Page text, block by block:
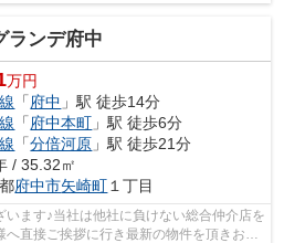
ランデ府中
万円
「府中 」駅 徒歩14分
「府中本町 」駅 徒歩6分
「分倍河原 」駅 徒歩21分
/ 35.32㎡
府中市矢崎町 １丁目
ます♪当社は他社に負けない総合仲介店を
直接ご挨拶に行き最新の物件を頂きお客